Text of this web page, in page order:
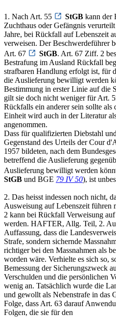
1. Nach Art. 55 StGB kann der
Zuchthaus oder Gefängnis
Jahre, bei Rückfall auf Lebenszeit
verweisen. Der Beschwerdeführer
Art. 67
StGB. Art. 67 Ziff. 2
Bestrafung im Ausland Rückfall
strafbaren Handlung erfolgt ist, für
die Auslieferung bewilligt werden
Bestimmung in erster Linie auf die
gilt sie doch nicht weniger für Art.
Rückfalls ein anderer sein sollte als
Einheit wird auch in der Literatur
angenommen.
Dass für qualifizierten Diebstahl
Gegenstand des Urteils der Cour
1957 bildeten, nach dem
betreffend die Auslieferung
Auslieferung bewilligt werden
StGB und BGE 79 IV 50), ist
2. Das heisst indessen noch nicht,
Ausweisung auf Lebenszeit führen
2 kann bei Rückfall Verweisung auf
werden. HAFTER, Allg. Teil, 2.
Auffassung, dass die
Strafe, sondern sichernde
richtiger bei den Massnahmen als
worden wäre. Verhielte es sich so,
Bemessung der Sicherungszweck
Verschulden und die persönlichen
wenig an. Tatsächlich wurde die
und gewollt als Nebenstrafe in das
Folge, dass Art. 63 darauf
Folgen, die sie für den